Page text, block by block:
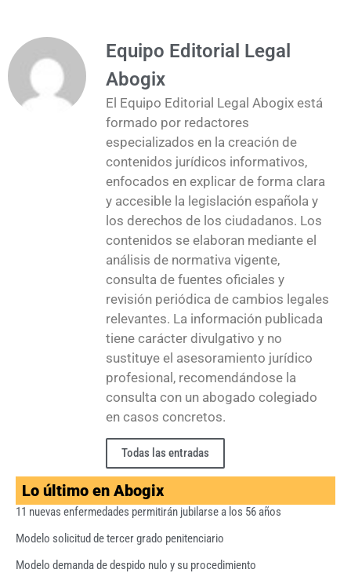
Equipo Editorial Legal
Abogix
El Equipo Editorial Legal Abogix está
formado por redactores
especializados en la creación de
contenidos jurídicos informativos,
enfocados en explicar de forma clara
y accesible la legislación española y
los derechos de los ciudadanos. Los
contenidos se elaboran mediante el
análisis de normativa vigente,
consulta de fuentes oficiales y
revisión periódica de cambios legales
relevantes. La información publicada
tiene carácter divulgativo y no
sustituye el asesoramiento jurídico
profesional, recomendándose la
consulta con un abogado colegiado
en casos concretos.
Todas las entradas
Lo último en Abogix
11 nuevas enfermedades permitirán jubilarse a los 56 años
Modelo solicitud de tercer grado penitenciario
Modelo demanda de despido nulo y su procedimiento